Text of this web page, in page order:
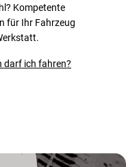
Kompetente
für Ihr Fahrzeug
darf ich fahren?